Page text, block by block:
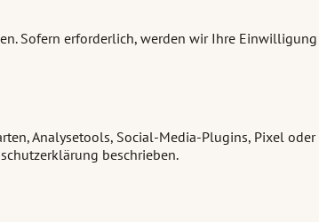
Sofern erforderlich, werden wir Ihre Einwilligung
Analysetools, Social-Media-Plugins, Pixel oder
beschrieben.